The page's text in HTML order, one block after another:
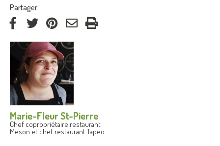
Partager:
FacebookTwitter Pinterestcourriel
Marie-Fleur St-Pierre
Chef copropriétaire restaurant
Meson et chef restaurant Tapeo